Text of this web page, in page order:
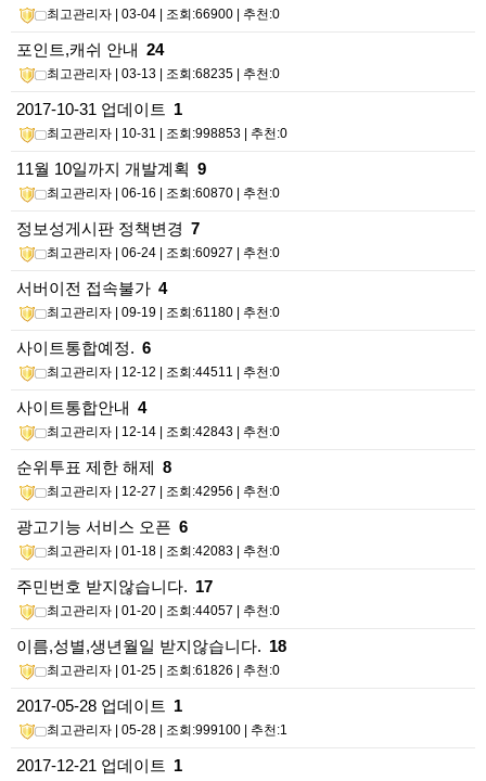
최고관리자 | 03-04 | 조회:66900 | 추천:0
포인트,캐쉬 안내 24
최고관리자 | 03-13 | 조회:68235 | 추천:0
2017-10-31 업데이트 1
최고관리자 | 10-31 | 조회:998853 | 추천:0
11월 10일까지 개발계획 9
최고관리자 | 06-16 | 조회:60870 | 추천:0
정보성게시판 정책변경 7
최고관리자 | 06-24 | 조회:60927 | 추천:0
서버이전 접속불가 4
최고관리자 | 09-19 | 조회:61180 | 추천:0
사이트통합예정. 6
최고관리자 | 12-12 | 조회:44511 | 추천:0
사이트통합안내 4
최고관리자 | 12-14 | 조회:42843 | 추천:0
순위투표 제한 해제 8
최고관리자 | 12-27 | 조회:42956 | 추천:0
광고기능 서비스 오픈 6
최고관리자 | 01-18 | 조회:42083 | 추천:0
주민번호 받지않습니다. 17
최고관리자 | 01-20 | 조회:44057 | 추천:0
이름,성별,생년월일 받지않습니다. 18
최고관리자 | 01-25 | 조회:61826 | 추천:0
2017-05-28 업데이트 1
최고관리자 | 05-28 | 조회:999100 | 추천:1
2017-12-21 업데이트 1